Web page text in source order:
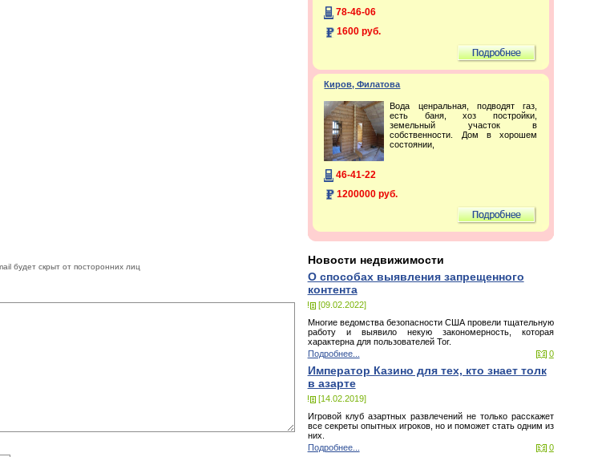
будет скрыт от посторонних лиц
78-46-06
1600 руб.
Киров, Филатова
Вода ценральная, подводят газ,
есть баня, хоз постройки,
земельный участок в
собственности. Дом в хорошем
состоянии,
46-41-22
1200000 руб.
Новости недвижимости
О способах выявления запрещенного
контента
[09.02.2022]
Многие ведомства безопасности США провели тщательную
работу и выявило некую закономерность, которая
характерна для пользователей Tor.
Подробнее...
0
Император Казино для тех, кто знает толк
в азарте
[14.02.2019]
Игровой клуб азартных развлечений не только расскажет
все секреты опытных игроков, но и поможет стать одним из
них.
Подробнее...
0